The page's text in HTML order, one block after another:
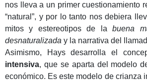
nos lleva a un primer cuestionamiento
“natural”, y por lo tanto nos debiera
mitos y estereotipos de labuena
desnaturalizada y la narrativa del
Asimismo, Hays desarrolla el
intensiva, que se aparta del modelo
económico. Es este modelo de crianza